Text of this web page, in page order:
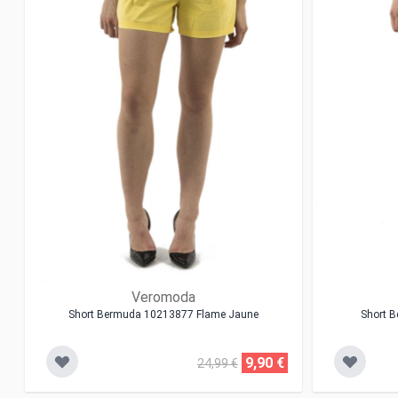
Veromoda
Short Bermuda 10213877 Flame Jaune
24,99 € 9,90 €
Short